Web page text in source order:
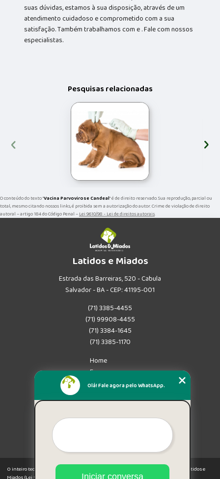
suas dúvidas, estamos à sua disposição, através de um
atendimento cuidadoso e comprometido com a sua
satisfação. Também trabalhamos com e . Fale com nossos
especialistas.
Pesquisas relacionadas
‹ ›
O conteúdo do texto "Vacina Parvovirose Candeal" é de direito reservado. Sua reprodução, parcial ou
total, mesmo citando nossos links, é proibida sem a autorização do autor. Crime de violação de direito
autoral – artigo 184 do Código Penal –Lei 9610/98 - Lei de direitos autorais.
Latidos e Miados
Estrada das Barreiras, 520 - Cabula
Salvador - BA - CEP: 41195-001
(71) 3385-4455
(71) 99908-4455
(71) 3384-1645
(71) 3385-1170
Home
Empresa
Missão
Mapa do site
O inteiro teor deste site está sujeito à proteção de direitos autorais. Copyright© Latidos e
Miados (Lei 9610 de 19/02/1998)
Olá! Fale agora pelo WhatsApp.
Iniciar conversa